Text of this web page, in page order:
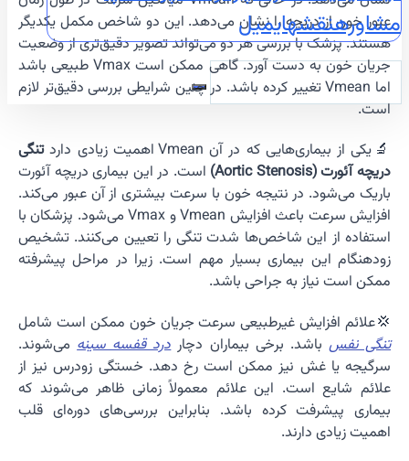
مشاورهنقشهایمیل
عبور خون از دریچه را نشان می‌دهد. این دو شاخص مکمل یکدیگر
هستند. پزشک با بررسی هر دو می‌تواند تصویر دقیق‌تری از وضعیت
جریان خون به دست آورد. گاهی ممکن است Vmax طبیعی باشد
اما Vmean تغییر کرده باشد. در چنین شرایطی بررسی دقیق‌تر لازم
است.
🔬یکی از بیماری‌هایی که در آن Vmean اهمیت زیادی دارد
تنگی
دریچه آئورت (Aortic Stenosis)
است. در این بیماری دریچه آئورت
باریک می‌شود. در نتیجه خون با سرعت بیشتری از آن عبور می‌کند.
افزایش سرعت باعث افزایش Vmean و Vmax می‌شود. پزشکان با
استفاده از این شاخص‌ها شدت تنگی را تعیین می‌کنند. تشخیص
زودهنگام این بیماری بسیار مهم است. زیرا در مراحل پیشرفته
ممکن است نیاز به جراحی باشد.
💢علائم افزایش غیرطبیعی سرعت جریان خون ممکن است شامل
تنگی نفس باشد. برخی بیماران دچاردرد قفسه سینهمی‌شوند.
سرگیجه یا غش نیز ممکن است رخ دهد. خستگی زودرس نیز از
علائم شایع است. این علائم معمولاً زمانی ظاهر می‌شوند که
بیماری پیشرفت کرده باشد. بنابراین بررسی‌های دوره‌ای قلب
اهمیت زیادی دارند.